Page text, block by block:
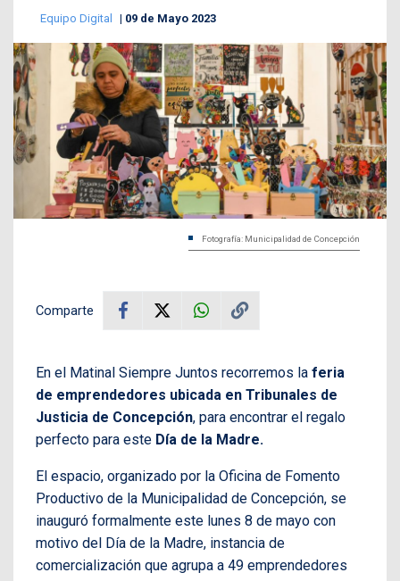
Equipo Digital 09 de Mayo 2023
Fotografía: Municipalidad de Concepción
Comparte
En el Matinal Siempre Juntos recorremos la feria
de emprendedores ubicada en Tribunales de
Justicia de Concepción, para encontrar el regalo
perfecto para este Día de la Madre.
El espacio, organizado por la Oficina de Fomento
Productivo de la Municipalidad de Concepción, se
inauguró formalmente este lunes 8 de mayo con
motivo del Día de la Madre, instancia de
comercialización que agrupa a 49 emprendedores